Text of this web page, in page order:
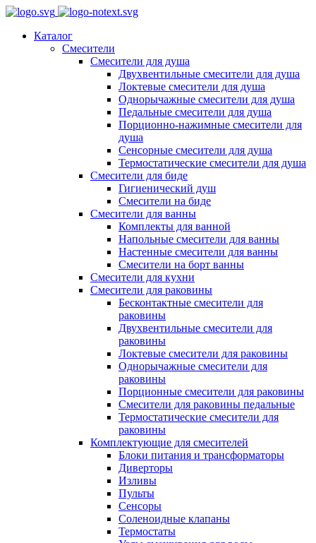
Каталог
Смесители
Смесители для душа
Двухвентильные смесители для душа
Локтевые смесители для душа
Однорычажные смесители для душа
Педальные смесители для душа
Порционно-нажимные смесители для
душа
Сенсорные смесители для душа
Термостатические смесители для душа
Смесители для биде
Гигиенический душ
Смесители на биде
Смесители для ванны
Комплекты для ванной
Напольные смесители для ванны
Настенные смесители для ванны
Смесители на борт ванны
Смесители для кухни
Смесители для раковины
Бесконтактные смесители для
раковины
Двухвентильные смесители для
раковины
Локтевые смесители для раковины
Однорычажные смесители для
раковины
Порционные смесители для раковины
Смесители для раковины педальные
Термостатические смесители для
раковины
Комплектующие для смесителей
Блоки питания и трансформаторы
Диверторы
Изливы
Пульты
Сенсоры
Соленоидные клапаны
Термостаты